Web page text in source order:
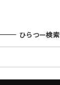
ひらつー検索